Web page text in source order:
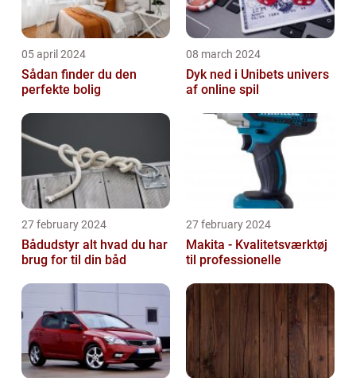
05 april 2024
Sådan finder du den
perfekte bolig
08 march 2024
Dyk ned i Unibets univers
af online spil
27 february 2024
Bådudstyr alt hvad du har
brug for til din båd
27 february 2024
Makita - Kvalitetsværktøj
til professionelle